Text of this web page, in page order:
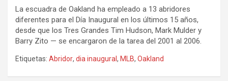
La escuadra de Oakland ha empleado a 13 abridores
diferentes para el Día Inaugural en los últimos 15 años,
desde que los Tres Grandes Tim Hudson, Mark Mulder y
Barry Zito — se encargaron de la tarea del 2001 al 2006.
Etiquetas: Abridor, dia inaugural , MLB, Oakland